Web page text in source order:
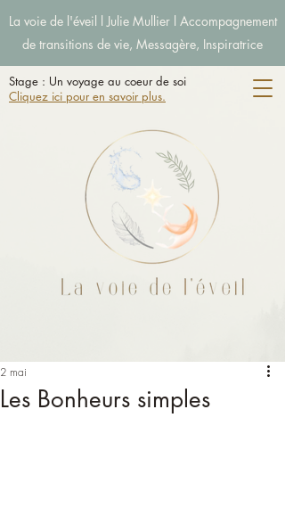
La voie de l'éveil l Julie Mullier l Accompagnement
de transitions de vie, Messagère, Inspiratrice
Stage : Un voyage au coeur de soi
Cliquez ici pour en savoir plus.
Les Bonheurs simples
2 mai